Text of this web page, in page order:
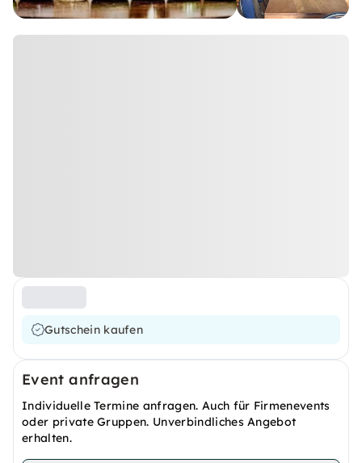
Gutschein kaufen
Event anfragen
Individuelle Termine anfragen. Auch für Firmenevents
oder private Gruppen. Unverbindliches Angebot
erhalten.